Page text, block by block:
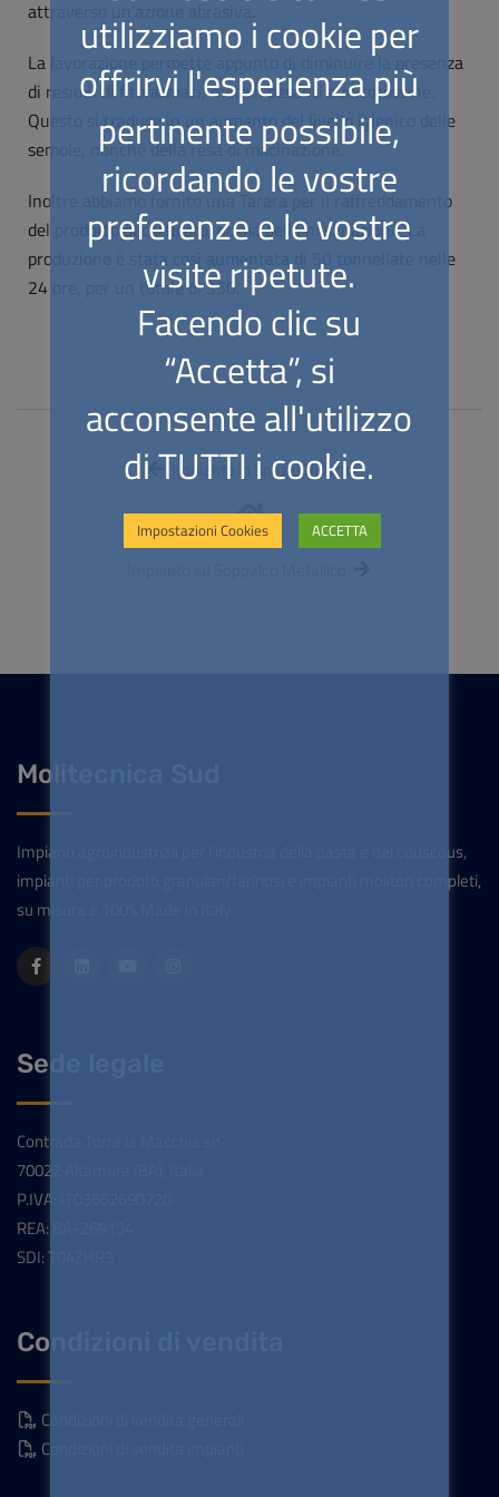
attraverso un’azione abrasiva.
La lavorazione permette appunto di diminuire la presenza
di residui di fitofarmaci, metalli pesanti e micotossine.
Questo si traduce in un aumento del livello igienico delle
semole, nonché della resa di macinazione.
Inoltre abbiamo fornito una Tarara per il raffreddamento
del prodotto decorticato, prima della macinazione. La
produzione è stata così aumentata di 50 tonnellate nelle
24 ore, per un totale di 350.
Impianto in Spazio Ridotto
Molitecnica Sud
Impianti agroindustriali per l'industria della pasta e del couscous,
impianti per prodotti granulari/farinosi e impianti molitori completi,
su misura e 100% Made in Italy
Sede legale
Contrada Torre la Macchia sn
70022 Altamura (BA), Italia
P.IVA: IT03662690720
REA: BA-269154
SDI: T04ZHR3
Condizioni di vendita
Condizioni di vendita generali
Condizioni di vendita impianti
utilizziamo i cookie per
offrirvi l'esperienza più
pertinente possibile,
ricordando le vostre
preferenze e le vostre
visite ripetute.
Facendo clic su
“Accetta”, si
acconsente all'utilizzo
di TUTTI i cookie.
Impostazioni Cookies ACCETTA